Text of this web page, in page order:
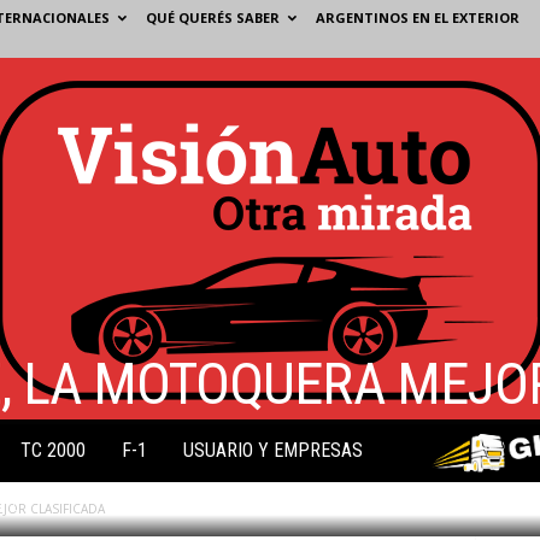
QUÉ QUERÉS SABER ARGENTINOS EN EL EXTERIOR
TC 2000 F-1 USUARIO Y EMPRESAS
CLASIFICADA
LA MOTOQUERA
0